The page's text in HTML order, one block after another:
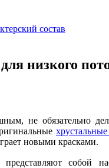
состав
низкого
не обязательно
новыми красками.
собой